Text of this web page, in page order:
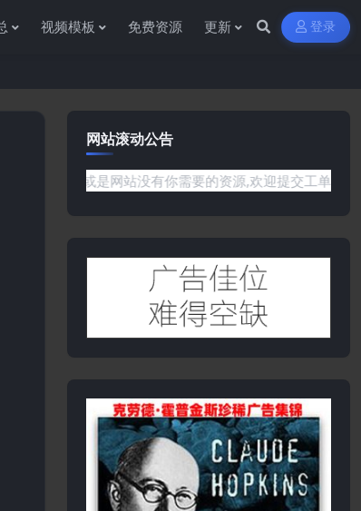
视频模板 免费资源 更新 登录
网站滚动公告
题或是网站没有你需要的资源,欢迎提交工单或是添加客